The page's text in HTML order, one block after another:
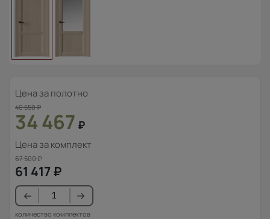
Цена за полотно
40 550₽
34 467 ₽
Цена за комплект
67 500₽
61 417 ₽
количество комплектов